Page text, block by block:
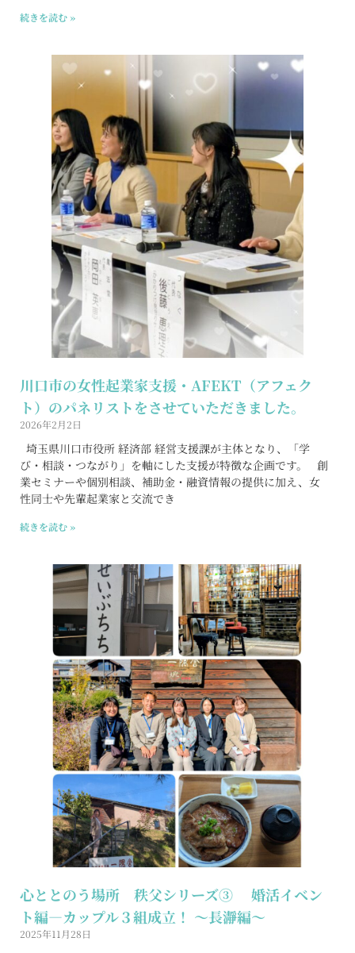
続きを読む »
川口市の女性起業家支援・AFEKT（アフェク
ト）のパネリストをさせていただきました。
2026年2月2日
埼玉県川口市役所 経済部 経営支援課が主体となり、「学
び・相談・つながり」を軸にした支援が特徴な企画です。 創
業セミナーや個別相談、補助金・融資情報の提供に加え、女
性同士や先輩起業家と交流でき
続きを読む »
心ととのう場所 秩父シリーズ③ 婚活イベン
ト編―カップル３組成立！ 〜長瀞編〜
2025年11月28日